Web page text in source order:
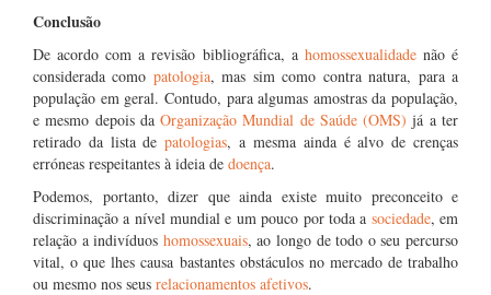
Conclusão
De acordo com a revisão bibliográfica, a homossexualidadenão é
considerada como patologia, mas sim como contra natura, para a
população em geral. Contudo, para algumas amostras da população,
e mesmo depois daOrganização Mundial de Saúde (OMS) já a ter
retirado da lista depatologias, a mesma ainda é alvo de crenças
erróneas respeitantes à ideia de doença.
Podemos, portanto, dizer que ainda existe muito preconceito e
discriminação a nível mundial e um pouco por toda a sociedade, em
relação a indivíduos homossexuais, ao longo de todo o seu percurso
vital, o que lhes causa bastantes obstáculos no mercado de trabalho
ou mesmo nos seus relacionamentos afetivos.